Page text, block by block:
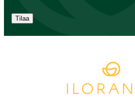
Tilaa